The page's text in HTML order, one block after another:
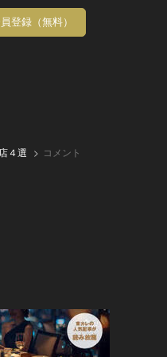
登録（無料）
４選 コメント